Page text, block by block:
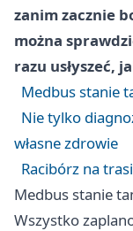
zanim zacznie
można
razu usłyszeć,
Medbus stanie
Nie tylko
własne zdrowie
Racibórz na
Medbus stanie
Wszystko